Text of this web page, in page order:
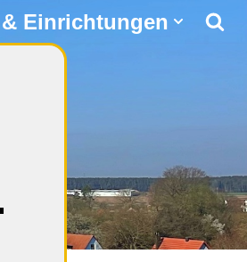
Einrichtungen